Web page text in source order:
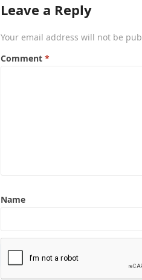
Leave a Reply
Your email address will not be
Comment *
Name